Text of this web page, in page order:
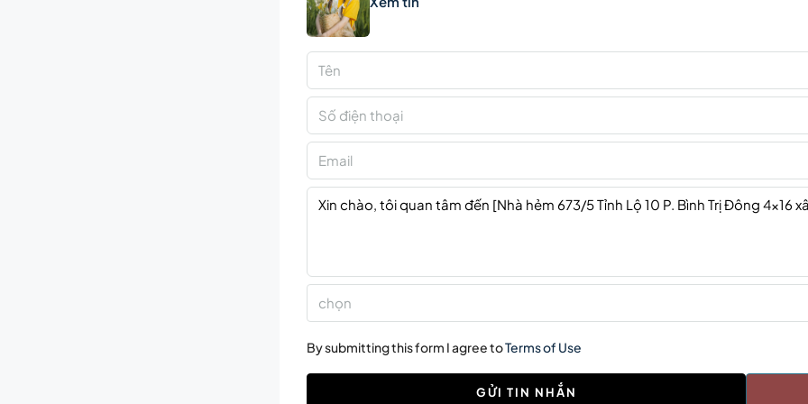
chọn
By submitting this form I agree toTerms of Use
GỬI TIN NHẮN